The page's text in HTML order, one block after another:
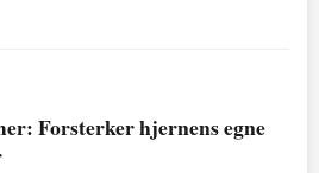
Forsterker hjernens egne